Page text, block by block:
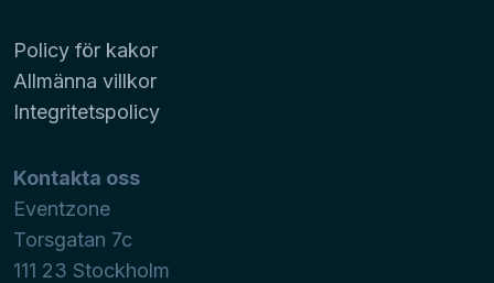
Policy för kakor
Allmänna villkor
Integritetspolicy
Kontakta oss
Eventzone
Torsgatan 7c
111 23 Stockholm